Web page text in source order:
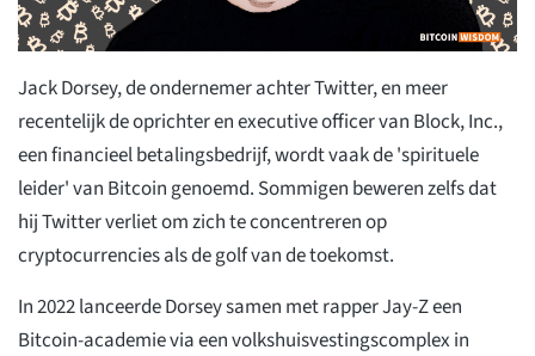
Jack Dorsey, de ondernemer achter Twitter, en meer
recentelijk de oprichter en executive officer van Block, Inc.,
een financieel betalingsbedrijf, wordt vaak de 'spirituele
leider' van Bitcoin genoemd. Sommigen beweren zelfs dat
hij Twitter verliet om zich te concentreren op
cryptocurrencies als de golf van de toekomst.
In 2022 lanceerde Dorsey samen met rapper Jay-Z een
Bitcoin-academie via een volkshuisvestingscomplex in